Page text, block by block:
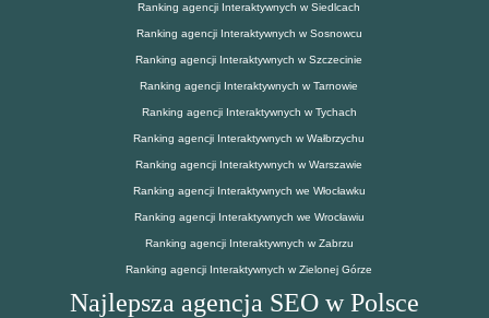
Ranking agencji Interaktywnych w Siedlcach
Ranking agencji Interaktywnych w Sosnowcu
Ranking agencji Interaktywnych w Szczecinie
Ranking agencji Interaktywnych w Tarnowie
Ranking agencji Interaktywnych w Tychach
Ranking agencji Interaktywnych w Wałbrzychu
Ranking agencji Interaktywnych w Warszawie
Ranking agencji Interaktywnych we Włocławku
Ranking agencji Interaktywnych we Wrocławiu
Ranking agencji Interaktywnych w Zabrzu
Ranking agencji Interaktywnych w Zielonej Górze
Najlepsza agencja SEO w Polsce